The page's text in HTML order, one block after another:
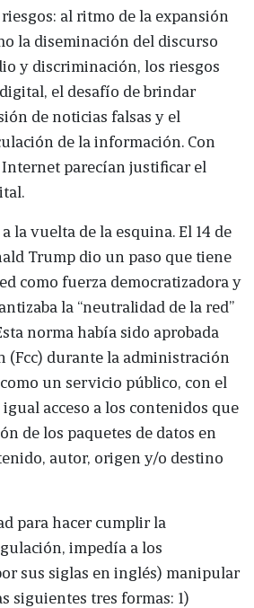
al ritmo de la expansión
la diseminación del discurso
y discriminación, los riesgos
el desafío de brindar
de noticias falsas y el
de la información. Con
parecían justificar el
la vuelta de la esquina. El 14 de
Trump dio un paso que tiene
como fuerza democratizadora y
la “neutralidad de la red”
norma había sido aprobada
(Fcc) durante la administración
un servicio público, con el
acceso a los contenidos que
de los paquetes de datos en
autor, origen y/o destino
para hacer cumplir la
impedía a los
sus siglas en inglés) manipular
siguientes tres formas: 1)